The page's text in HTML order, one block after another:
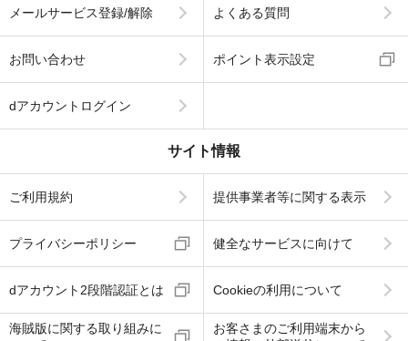
メールサービス登録/解除 よくある質問
お問い合わせ ポイント表示設定
dアカウントログイン
サイト情報
ご利用規約 提供事業者等に関する表示
プライバシーポリシー 健全なサービスに向けて
dアカウント2段階認証とは Cookieの利用について
海賊版に関する取り組みに
お客さまのご利用端末から